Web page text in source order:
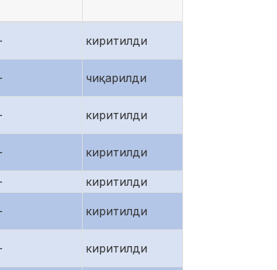
киритилди
чиқарилди
киритилди
киритилди
киритилди
киритилди
киритилди